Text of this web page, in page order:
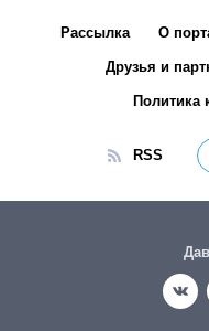
Рассылка О
Друзья и
Политика
RSS